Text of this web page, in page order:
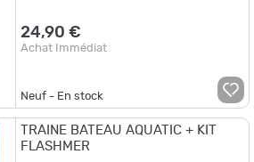
24,90 €
Achat Immédiat
Neuf - En stock
TRAINE BATEAU AQUATIC + KIT
FLASHMER